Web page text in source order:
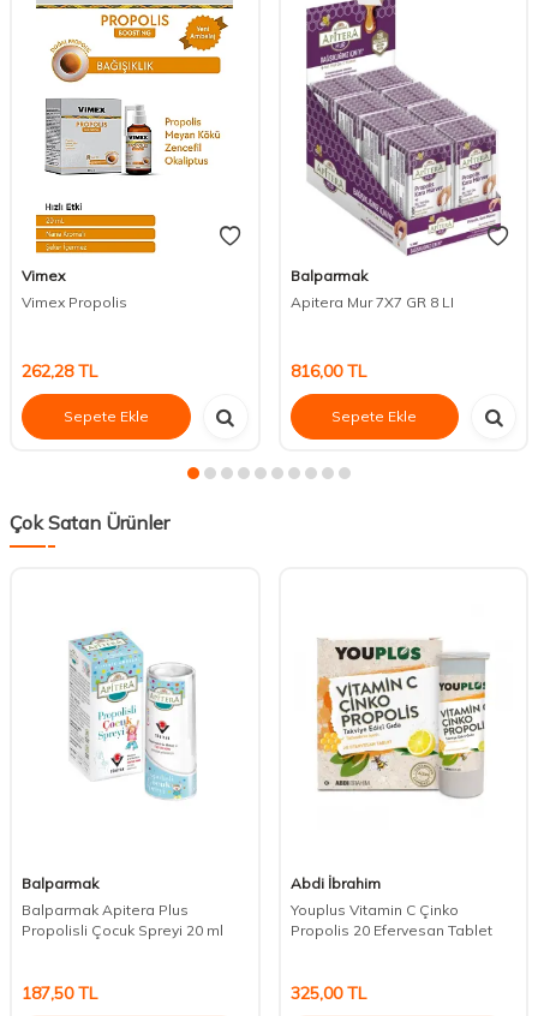
Vimex
Vimex Propolis
262,28TL
Sepete Ekle
Balparmak
Apitera Mur 7X7 GR 8 LI
816,00TL
Sepete Ekle
Çok Satan Ürünler
Balparmak
Balparmak Apitera Plus
Propolisli Çocuk Spreyi 20 ml
187,50TL
Abdi İbrahim
Youplus Vitamin C Çinko
Propolis 20 Efervesan Tablet
325,00TL